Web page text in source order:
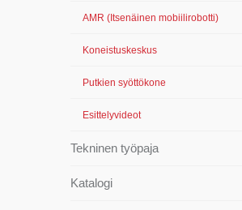
AMR (Itsenäinen mobiilirobotti)
Koneistuskeskus
Putkien syöttökone
Esittelyvideot
Tekninen työpaja
Katalogi